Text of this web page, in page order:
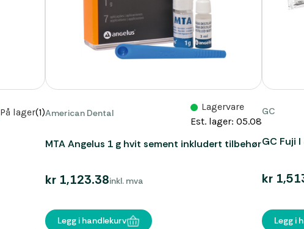
På lager(1)American Dental
Lagervare
Est. lager: 05.08
MTA Angelus 1 g hvit sement inkludert tilbehør
kr 1,123.38inkl. mva
Legg i handlekurv
GC
GC Fuji
kr
Legg i